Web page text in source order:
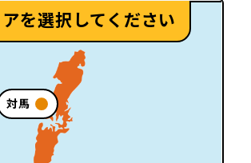
を選択してください
対馬